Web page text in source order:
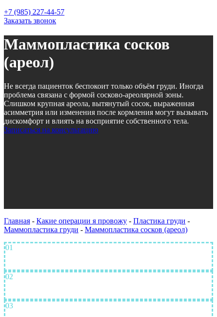
+7 (985) 227-44-57
Заказать звонок
Маммопластика сосков
(ареол)
Не всегда пациенток беспокоит только объём груди. Иногда
проблема связана с формой сосково-ареолярной зоны.
Слишком крупная ареола, вытянутый сосок, выраженная
асимметрия или изменения после кормления могут вызывать
дискомфорт и влиять на восприятие собственного тела.
Записаться на консультацию
Главная - Какие операции я провожу - Пластика груди -
Маммопластика груди - Маммопластика сосков (ареол)
01
02
03